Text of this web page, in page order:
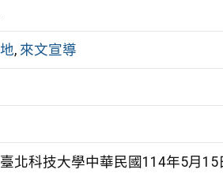
, 來文宣導
北科技大學中華民國114年5月